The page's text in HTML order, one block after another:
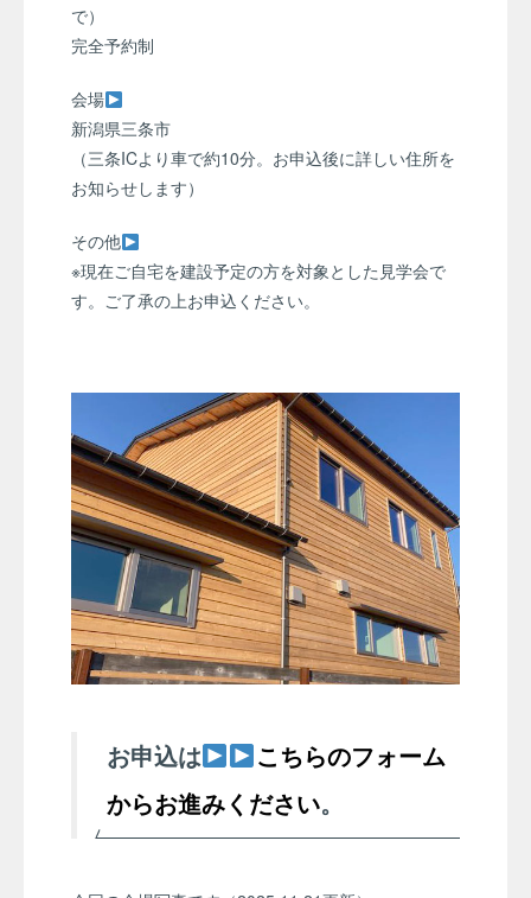
で）
完全予約制
会場
新潟県三条市
（三条ICより車で約10分。お申込後に詳しい住所を
お知らせします）
その他
※現在ご自宅を建設予定の方を対象とした見学会で
す。ご了承の上お申込ください。
お申込は
こちらのフォーム
からお進みください。